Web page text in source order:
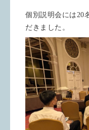
個別説明会には20
だきました。